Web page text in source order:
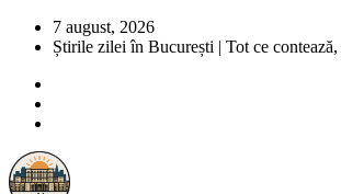
7 august, 2026
Știrile zilei în București | Tot ce